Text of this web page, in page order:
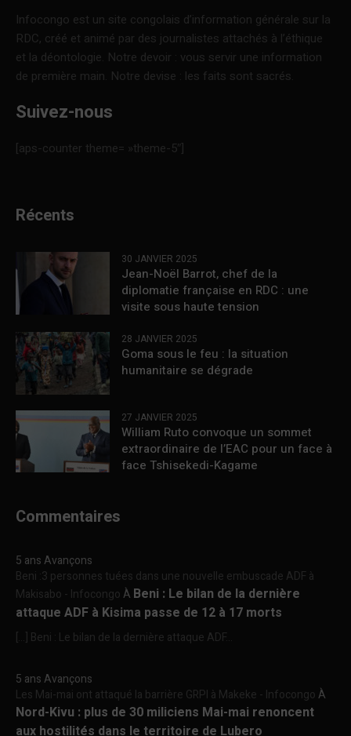
Infocongo est un site congolais d’information générale sur la
RDC, créé et animé par des journalistes attachés à l’éthique
et la déontologie. Notre devoir : vous servir une information
de première main. Notre devise : les faits sont sacrés.
Suivez-nous
[aps-counter theme= »theme-5″]
Récents
30 JANVIER 2025
Jean-Noël Barrot, chef de la
diplomatie française en RDC : une
visite sous haute tension
28 JANVIER 2025
Goma sous le feu : la situation
humanitaire se dégrade
27 JANVIER 2025
William Ruto convoque un sommet
extraordinaire de l’EAC pour un face à
face Tshisekedi-Kagame
Commentaires
5 ans Avançons
Beni :3 personnes tuées dans une nouvelle embuscade ADF à
Makisabo - InfocongoÀ Beni : Le bilan de la dernière
attaque ADF à Kisima passe de 12 à 17 morts
[…] Beni : Le bilan de la dernière attaque ADF...
5 ans Avançons
Les Mai-mai ont attaqué la barrière GRPI à Makeke - InfocongoÀ
Nord-Kivu : plus de 30 miliciens Mai-mai renoncent
aux hostilités dans le territoire de Lubero